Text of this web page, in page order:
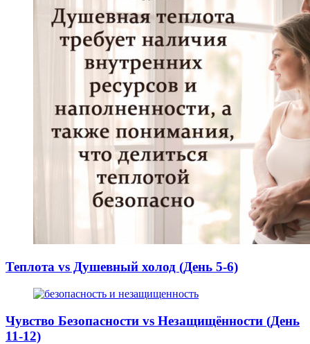
Теплота vs Душевный холод (День 5-6)
Чувство Безопасности vs Незащищённости (День
11-12)